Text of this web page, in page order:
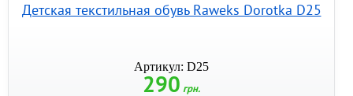
Детская текстильная обувь Raweks Dorotka D25
Артикул: D25
290 грн.